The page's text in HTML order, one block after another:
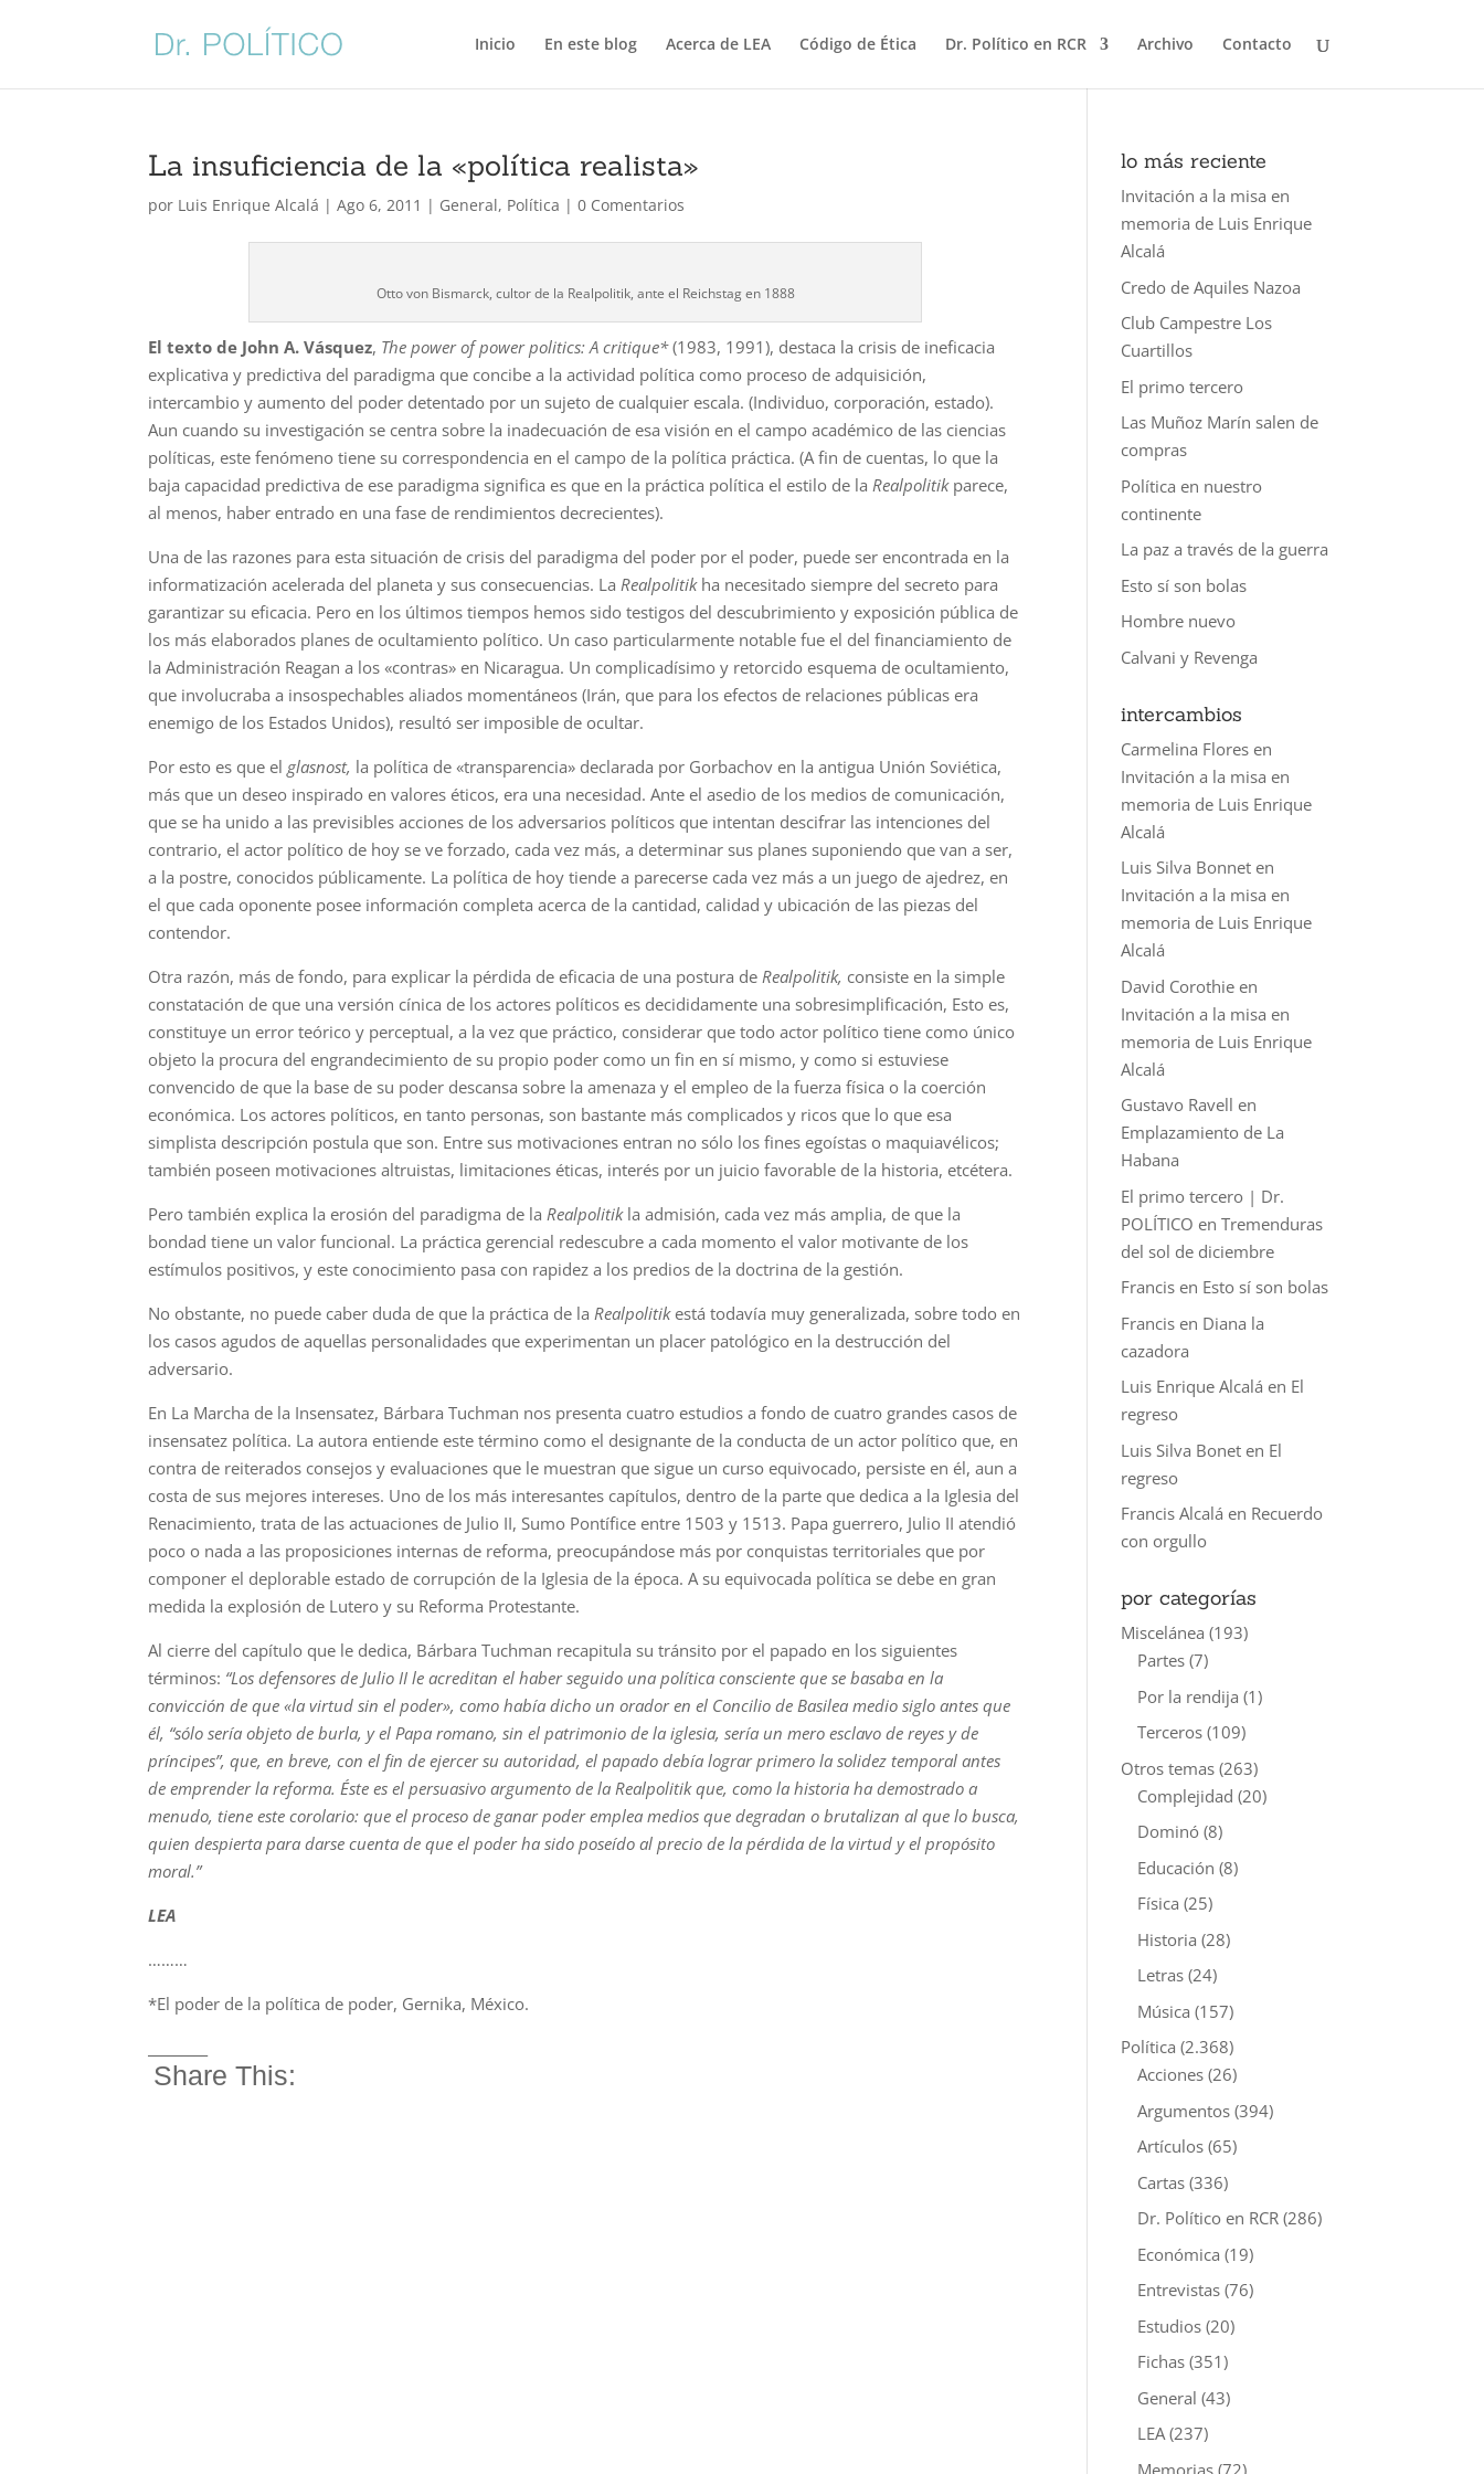
Inicio En este blog Acerca de LEA Código de Ética Dr. Político en RCR Archivo Contacto
La insuficiencia de la «política realista»
por Luis Enrique Alcalá |Ago 6, 2011 | General, Política |0 Comentarios
Otto von Bismarck, cultor de la Realpolitik, ante el Reichstag en 1888
El texto de John A. Vásquez, The power of power politics: A critique*(1983, 1991), destaca la crisis de ineficacia
explicativa y predictiva del paradigma que concibe a la actividad política como proceso de adquisición,
intercambio y aumento del poder detentado por un sujeto de cualquier escala. (Individuo, corporación, estado).
Aun cuando su investigación se centra sobre la inadecuación de esa visión en el campo académico de las ciencias
políticas, este fenómeno tiene su correspondencia en el campo de la política práctica. (A fin de cuentas, lo que la
baja capacidad predictiva de ese paradigma significa es que en la práctica política el estilo de laRealpolitikparece,
al menos, haber entrado en una fase de rendimientos decrecientes).
Una de las razones para esta situación de crisis del paradigma del poder por el poder, puede ser encontrada en la
informatización acelerada del planeta y sus consecuencias. LaRealpolitikha necesitado siempre del secreto para
garantizar su eficacia. Pero en los últimos tiempos hemos sido testigos del descubrimiento y exposición pública de
los más elaborados planes de ocultamiento político. Un caso particularmente notable fue el del financiamiento de
la Administración Reagan a los «contras» en Nicaragua. Un complicadísimo y retorcido esquema de ocultamiento,
que involucraba a insospechables aliados momentáneos (Irán, que para los efectos de relaciones públicas era
enemigo de los Estados Unidos), resultó ser imposible de ocultar.
Por esto es que elglasnost, la política de «transparencia» declarada por Gorbachov en la antigua Unión Soviética,
más que un deseo inspirado en valores éticos, era una necesidad. Ante el asedio de los medios de comunicación,
que se ha unido a las previsibles acciones de los adversarios políticos que intentan descifrar las intenciones del
contrario, el actor político de hoy se ve forzado, cada vez más, a determinar sus planes suponiendo que van a ser,
a la postre, conocidos públicamente. La política de hoy tiende a parecerse cada vez más a un juego de ajedrez, en
el que cada oponente posee información completa acerca de la cantidad, calidad y ubicación de las piezas del
contendor.
Otra razón, más de fondo, para explicar la pérdida de eficacia de una postura deRealpolitik, consiste en la simple
constatación de que una versión cínica de los actores políticos es decididamente una sobresimplificación, Esto es,
constituye un error teórico y perceptual, a la vez que práctico, considerar que todo actor político tiene como único
objeto la procura del engrandecimiento de su propio poder como un fin en sí mismo, y como si estuviese
convencido de que la base de su poder descansa sobre la amenaza y el empleo de la fuerza física o la coerción
económica. Los actores políticos, en tanto personas, son bastante más complicados y ricos que lo que esa
simplista descripción postula que son. Entre sus motivaciones entran no sólo los fines egoístas o maquiavélicos;
también poseen motivaciones altruistas, limitaciones éticas, interés por un juicio favorable de la historia, etcétera.
Pero también explica la erosión del paradigma de laRealpolitikla admisión, cada vez más amplia, de que la
bondad tiene un valor funcional. La práctica gerencial redescubre a cada momento el valor motivante de los
estímulos positivos, y este conocimiento pasa con rapidez a los predios de la doctrina de la gestión.
No obstante, no puede caber duda de que la práctica de laRealpolitikestá todavía muy generalizada, sobre todo en
los casos agudos de aquellas personalidades que experimentan un placer patológico en la destrucción del
adversario.
En La Marcha de la Insensatez, Bárbara Tuchman nos presenta cuatro estudios a fondo de cuatro grandes casos de
insensatez política. La autora entiende este término como el designante de la conducta de un actor político que, en
contra de reiterados consejos y evaluaciones que le muestran que sigue un curso equivocado, persiste en él, aun a
costa de sus mejores intereses. Uno de los más interesantes capítulos, dentro de la parte que dedica a la Iglesia del
Renacimiento, trata de las actuaciones de Julio II, Sumo Pontífice entre 1503 y 1513. Papa guerrero, Julio II atendió
poco o nada a las proposiciones internas de reforma, preocupándose más por conquistas territoriales que por
componer el deplorable estado de corrupción de la Iglesia de la época. A su equivocada política se debe en gran
medida la explosión de Lutero y su Reforma Protestante.
Al cierre del capítulo que le dedica, Bárbara Tuchman recapitula su tránsito por el papado en los siguientes
términos: “Los defensores de Julio II le acreditan el haber seguido una política consciente que se basaba en la
convicción de que «la virtud sin el poder», como había dicho un orador en el Concilio de Basilea medio siglo antes que
él, “sólo sería objeto de burla, y el Papa romano, sin el patrimonio de la iglesia, sería un mero esclavo de reyes y de
príncipes”, que, en breve, con el fin de ejercer su autoridad, el papado debía lograr primero la solidez temporal antes
de emprender la reforma. Éste es el persuasivo argumento de la Realpolitik que, como la historia ha demostrado a
menudo, tiene este corolario: que el proceso de ganar poder emplea medios que degradan o brutalizan al que lo busca,
quien despierta para darse cuenta de que el poder ha sido poseído al precio de la pérdida de la virtud y el propósito
moral.”
LEA
………
*El poder de la política de poder, Gernika, México.
Share This:
lo más reciente
Invitación a la misa en
memoria de Luis Enrique
Alcalá
Credo de Aquiles Nazoa
Club Campestre Los
Cuartillos
El primo tercero
Las Muñoz Marín salen de
compras
Política en nuestro
continente
La paz a través de la guerra
Esto sí son bolas
Hombre nuevo
Calvani y Revenga
intercambios
Carmelina Flores en
Invitación a la misa en
memoria de Luis Enrique
Alcalá
Luis Silva Bonnet en
Invitación a la misa en
memoria de Luis Enrique
Alcalá
David Corothie en
Invitación a la misa en
memoria de Luis Enrique
Alcalá
Gustavo Ravell en
Emplazamiento de La
Habana
El primo tercero | Dr.
POLÍTICO enTremenduras
del sol de diciembre
Francis en Esto sí son bolas
Francis en Diana la
cazadora
Luis Enrique Alcalá en El
regreso
Luis Silva Bonet en El
regreso
Francis Alcalá en Recuerdo
con orgullo
por categorías
Miscelánea (193)
Partes (7)
Por la rendija (1)
Terceros (109)
Otros temas (263)
Complejidad (20)
Dominó (8)
Educación (8)
Física (25)
Historia (28)
Letras (24)
Música (157)
Política (2.368)
Acciones (26)
Argumentos (394)
Artículos (65)
Cartas (336)
Dr. Político en RCR (286)
Económica (19)
Entrevistas (76)
Estudios (20)
Fichas (351)
General (43)
LEA(237)
Memorias (72)